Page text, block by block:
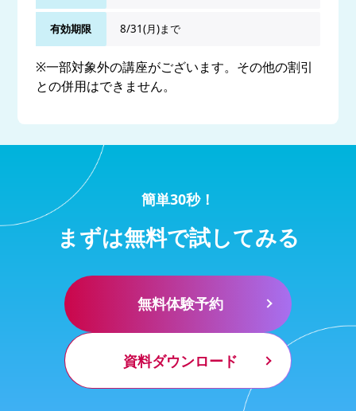
有効期限 8/31(月)まで
※一部対象外の講座がございます。その他の割引
との併用はできません。
簡単30秒！
まずは無料で試してみる
無料体験予約
資料ダウンロード